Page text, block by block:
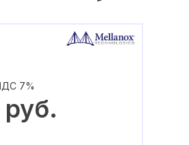
7%
руб.